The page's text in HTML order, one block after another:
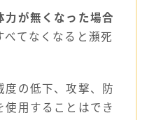
力が無くなった場合
べてなくなると瀕死
度の低下、攻撃、防
使用することはでき